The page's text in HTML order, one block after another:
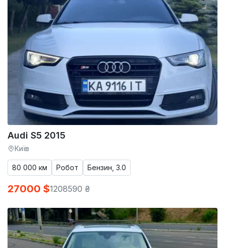
Audi S5 2015
Київ
80 000 км Робот Бензин, 3.0
27000 $1208590 ₴